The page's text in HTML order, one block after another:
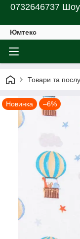
0732646737
Юмтекс
Товари та
Новинка –6%